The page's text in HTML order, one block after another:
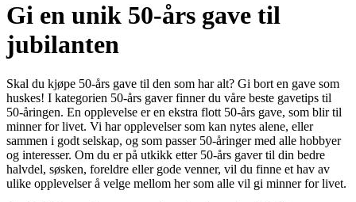
Gi en unik 50-års gave til
jubilanten
Skal du kjøpe 50-års gave til den som har alt? Gi bort en gave som
huskes! I kategorien 50-års gaver finner du våre beste gavetips til
50-åringen. En opplevelse er en ekstra flott 50-års gave, som blir til
minner for livet. Vi har opplevelser som kan nytes alene, eller
sammen i godt selskap, og som passer 50-åringer med alle hobbyer
og interesser. Om du er på utkikk etter 50-års gaver til din bedre
halvdel, søsken, foreldre eller gode venner, vil du finne et hav av
ulike opplevelser å velge mellom her som alle vil gi minner for livet.